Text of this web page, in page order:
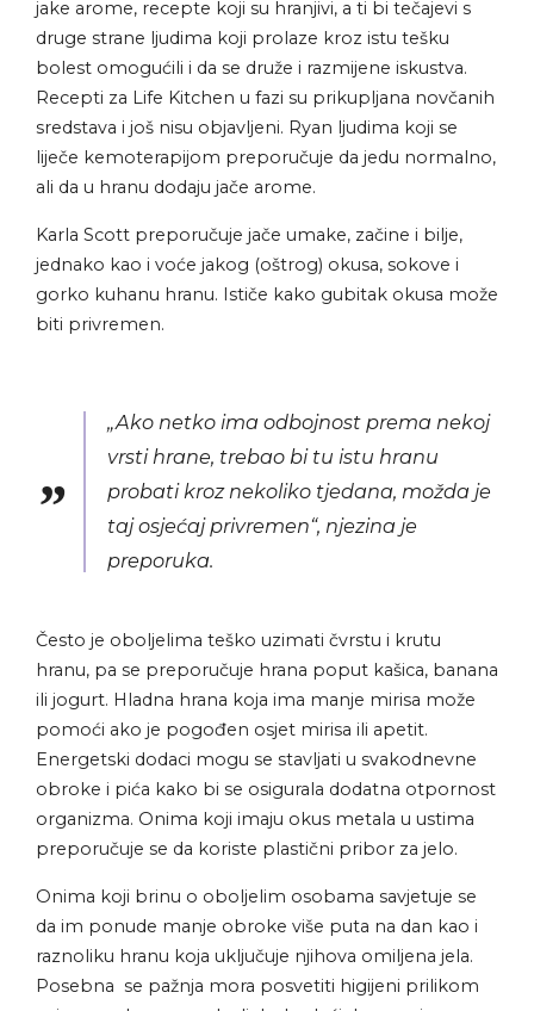
jake arome, recepte koji su hranjivi, a ti bi tečajevi s
druge strane ljudima koji prolaze kroz istu tešku
bolest omogućili i da se druže i razmijene iskustva.
Recepti za Life Kitchen u fazi su prikupljana novčanih
sredstava i još nisu objavljeni. Ryan ljudima koji se
liječe kemoterapijom preporučuje da jedu normalno,
ali da u hranu dodaju jače arome.
Karla Scott preporučuje jače umake, začine i bilje,
jednako kao i voće jakog (oštrog) okusa, sokove i
gorko kuhanu hranu. Ističe kako gubitak okusa može
biti privremen.
„Ako netko ima odbojnost prema nekoj
vrsti hrane, trebao bi tu istu hranu
probati kroz nekoliko tjedana, možda je
taj osjećaj privremen“, njezina je
preporuka.
Često je oboljelima teško uzimati čvrstu i krutu
hranu, pa se preporučuje hrana poput kašica, banana
ili jogurt. Hladna hrana koja ima manje mirisa može
pomoći ako je pogođen osjet mirisa ili apetit.
Energetski dodaci mogu se stavljati u svakodnevne
obroke i pića kako bi se osigurala dodatna otpornost
organizma. Onima koji imaju okus metala u ustima
preporučuje se da koriste plastični pribor za jelo.
Onima koji brinu o oboljelim osobama savjetuje se
da im ponude manje obroke više puta na dan kao i
raznoliku hranu koja uključuje njihova omiljena jela.
Posebna se pažnja mora posvetiti higijeni prilikom